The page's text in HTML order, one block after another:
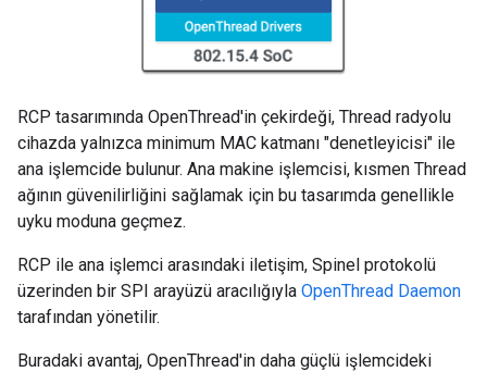
RCP tasarımında OpenThread'in çekirdeği, Thread radyolu
cihazda yalnızca minimum MAC katmanı "denetleyicisi" ile
ana işlemcide bulunur. Ana makine işlemcisi, kısmen Thread
ağının güvenilirliğini sağlamak için bu tasarımda genellikle
uyku moduna geçmez.
RCP ile ana işlemci arasındaki iletişim, Spinel protokolü
üzerinden bir SPI arayüzü aracılığıyla OpenThread Daemon
tarafından yönetilir.
Buradaki avantaj, OpenThread'in daha güçlü işlemcideki